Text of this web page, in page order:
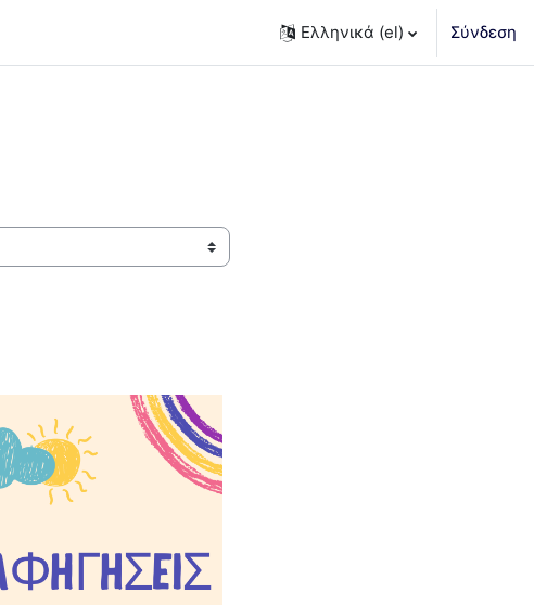
Ελληνικά ‎(el)‎ Σύνδεση